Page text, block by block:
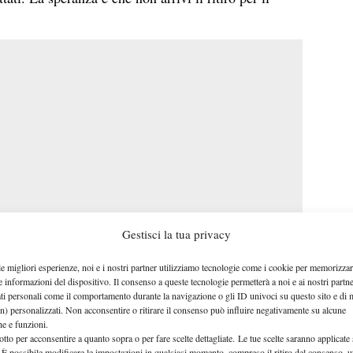
Gestisci la tua privacy
migliori esperienze, noi e i nostri partner utilizziamo tecnologie come i cookie per
informazioni del dispositivo. Il consenso a queste tecnologie permetterà a noi e ai nostri
personali come il comportamento durante la navigazione o gli ID univoci su questo sito e di
personalizzati. Non acconsentire o ritirare il consenso può influire negativamente su alcune
e funzioni.
per acconsentire a quanto sopra o per fare scelte dettagliate. Le tue scelte saranno applicate
RUUD
Ruud 6-2.
tiene il servizio, 5-2.
tiene, 4-2.